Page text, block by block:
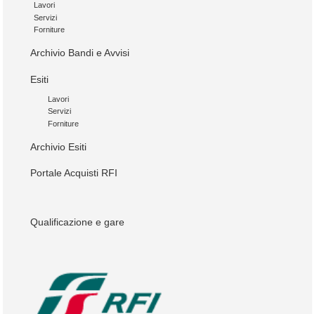
Lavori
Servizi
Forniture
Archivio Bandi e Avvisi
Esiti
Lavori
Servizi
Forniture
Archivio Esiti
Portale Acquisti RFI
Qualificazione e gare